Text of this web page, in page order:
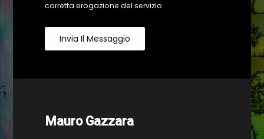
corretta erogazione del servizio
Invia Il Messaggio
Mauro Gazzara